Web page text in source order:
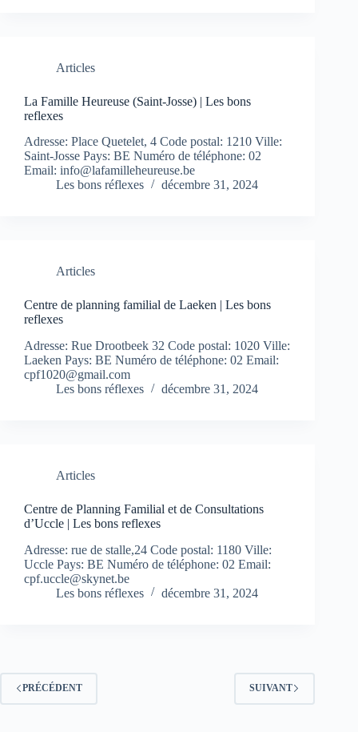
Articles
La Famille Heureuse (Saint-Josse) | Les bons
reflexes
Adresse: Place Quetelet, 4 Code postal: 1210 Ville:
Saint-Josse Pays: BE Numéro de téléphone: 02
Email: info@lafamilleheureuse.be
Les bons réflexes
décembre 31, 2024
Articles
Centre de planning familial de Laeken | Les bons
reflexes
Adresse: Rue Drootbeek 32 Code postal: 1020 Ville:
Laeken Pays: BE Numéro de téléphone: 02 Email:
cpf1020@gmail.com
Les bons réflexes
décembre 31, 2024
Articles
Centre de Planning Familial et de Consultations
d’Uccle | Les bons reflexes
Adresse: rue de stalle,24 Code postal: 1180 Ville:
Uccle Pays: BE Numéro de téléphone: 02 Email:
cpf.uccle@skynet.be
Les bons réflexes
décembre 31, 2024
PRÉCÉDENT SUIVANT